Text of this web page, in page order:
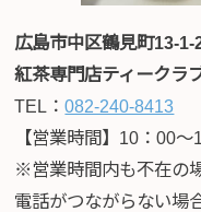
広島市中区鶴見町13-1-
紅茶専門店ティークラ
TEL：082-240-8413
【営業時間】10：00～
※営業時間内も不在の
電話がつながらない場